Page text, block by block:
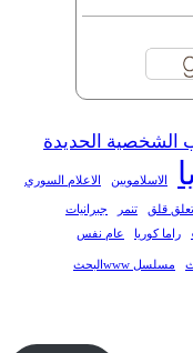
الشخصية الحديدة
الاسلامويين الاعلام السوري
تعلق قلق تنمر
جبرانيات
راما كوريا عام نفس
مسلسل wwwالبحث